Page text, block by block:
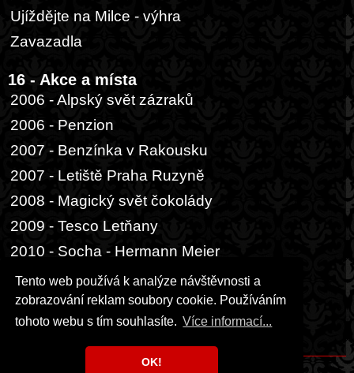
Tento web používá k analýze návštěvnosti a
zobrazování reklam soubory cookie. Používáním
tohoto webu s tím souhlasíte. Více informací...
OK!
Ujíždějte na Milce - výhra
Zavazadla
16 - Akce a místa
2006 - Alpský svět zázraků
2006 - Penzion
2007 - Benzínka v Rakousku
2007 - Letiště Praha Ruzyně
2008 - Magický svět čokolády
2009 - Tesco Letňany
2010 - Socha - Hermann Meier
2014 - Buenos Aires, přístav
17 - Ostatní